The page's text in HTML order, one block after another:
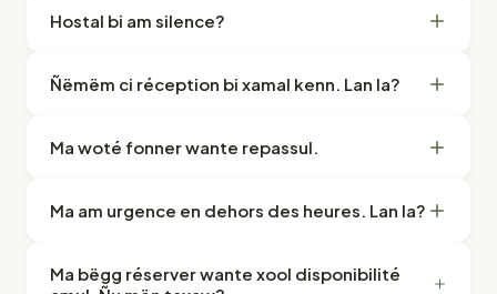
Hostal bi am silence?
Ñëmëm ci réception bi xamal kenn. Lan la?
Ma woté fonner wante repassul.
Ma am urgence en dehors des heures. Lan la?
Ma bëgg réserver wante xool disponibilité